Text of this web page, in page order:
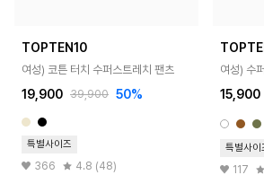
TOPTEN10
여성) 코튼 터치 수퍼스트레치 팬츠
19,900 39,900 50%
특별사이즈
366 4.8 (48)
여성) 수
15,900
특별사이
117